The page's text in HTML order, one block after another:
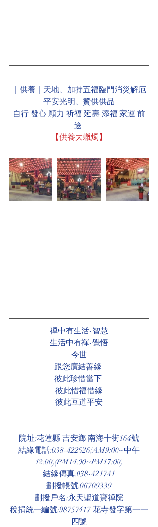
｜供養｜天地、加持五福臨門消災解厄
平安光明、贊供供品
自行 發心 願力 祈福 延壽 添福 家運 前
途
【供養大蠟燭】
禪中有生活-智慧
生活中有禪-覺悟
今世
跟您廣結善緣
彼此珍惜當下
彼此惜福惜緣
彼此互道平安
院址:花蓮縣 吉安鄉 南海十街164號
結緣電話:038-422626(AM9:00~中午
12:00)(PM14:00~PM17:00)
結緣傳真:038-421741
劃撥帳號:06709339
劃撥戶名:永天聖道寶禪院
稅捐統一編號:98757417 花寺發字第一一
四號